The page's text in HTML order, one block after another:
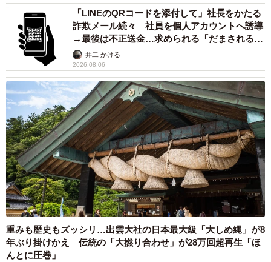
「LINEのQRコードを添付して」社長をかたる
詐欺メール続々 社員を個人アカウントへ誘導
→最後は不正送金…求められる「だまされる前
提」の対策
井二 かける
2026.08.06
重みも歴史もズッシリ…出雲大社の日本最大級「大しめ縄」が8
年ぶり掛けかえ 伝統の「大撚り合わせ」が28万回超再生「ほ
んとに圧巻」